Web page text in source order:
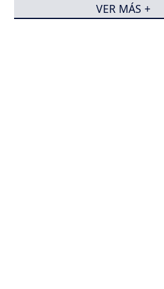
VER MÁS +